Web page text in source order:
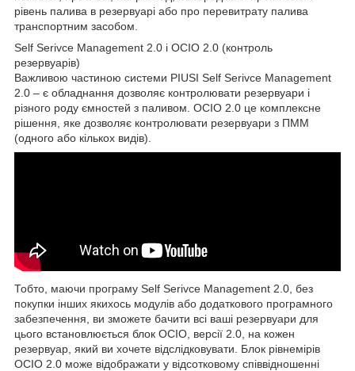
рівень палива в резервуарі або про перевитрату палива
транспортним засобом.
Self Serivce Management 2.0 і OCIO 2.0 (контроль
резервуарів)
Важливою частиною системи PIUSI Self Serivce Management
2.0 – є обладнання дозволяє контролювати резервуари і
різного роду ємностей з паливом. OCIO 2.0 це комплексне
рішення, яке дозволяє контролювати резервуари з ПММ
(одного або кількох видів).
Тобто, маючи програму Self Serivce Management 2.0, без
покупки інших якихось модулів або додаткового програмного
забезпечення, ви зможете бачити всі ваші резервуари для
цього встановлюється блок OCIO, версії 2.0, на кожен
резервуар, який ви хочете відслідковувати. Блок рівнемірів
OCIO 2.0 може відображати у відсотковому співвідношенні